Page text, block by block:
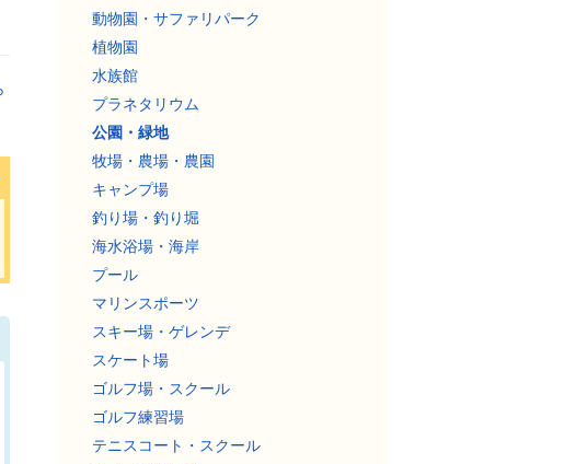
動物園・サファリパーク
植物園
水族館
プラネタリウム
公園・緑地
牧場・農場・農園
キャンプ場
釣り場・釣り堀
海水浴場・海岸
プール
マリンスポーツ
スキー場・ゲレンデ
スケート場
ゴルフ場・スクール
ゴルフ練習場
テニスコート・スクール